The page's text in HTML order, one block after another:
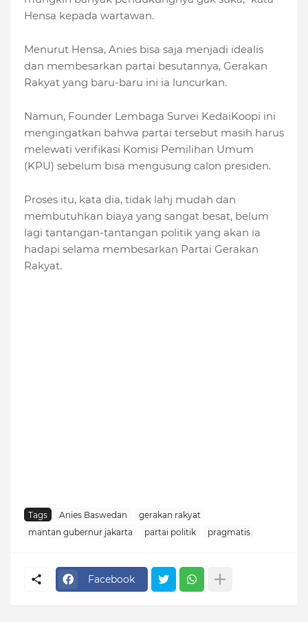
Hensa kepada wartawan.
Menurut Hensa, Anies bisa saja menjadi idealis
dan membesarkan partai besutannya, Gerakan
Rakyat yang baru-baru ini ia luncurkan.
Namun, Founder Lembaga Survei KedaiKoopi ini
mengingatkan bahwa partai tersebut masih harus
melewati verifikasi Komisi Pemilihan Umum
(KPU) sebelum bisa mengusung calon presiden.
Proses itu, kata dia, tidak lahj mudah dan
membutuhkan biaya yang sangat besat, belum
lagi tantangan-tantangan politik yang akan ia
hadapi selama membesarkan Partai Gerakan
Rakyat.
Tags Anies Baswedan
gerakan rakyat
mantan gubernur jakarta
partai politik pragmatis
Facebook